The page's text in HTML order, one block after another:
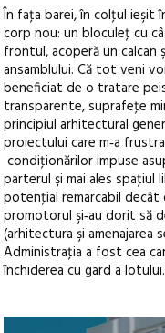
În faţa barei, în colţul ieşit
corp nou: un bloculeţ cu
frontul, acoperă un calcan
ansamblului. Că tot veni
beneficiat de o tratare
transparente, suprafeţe
principiul arhitectural
proiectului care m‑a
condiţionărilor impuse
parterul şi mai ales spaţiul
potenţial remarcabil
promotorul şi‑au dorit să
(arhitectura şi amenajarea
Administraţia a fost cea
închiderea cu gard a lotului.